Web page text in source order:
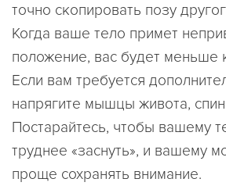
точно скопировать позу
Когда ваше тело примет
положение, вас будет меньше
Если вам требуется
напрягите мышцы живота,
Постарайтесь, чтобы вашему
труднее «заснуть», и вашему
проще сохранять внимание.